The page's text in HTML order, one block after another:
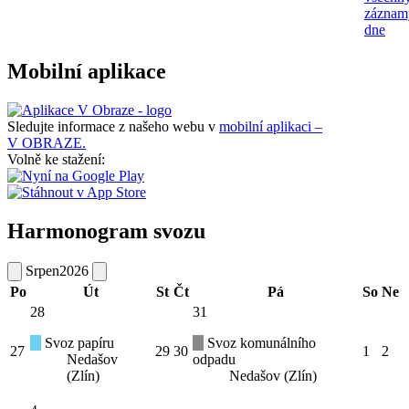
dne
Mobilní aplikace
Sledujte informace z našeho webu v mobilní aplikaci –
V OBRAZE.
Volně ke stažení:
Harmonogram svozu
Srpen2026
Po
Út St Čt Pá So Ne
27
28
Svoz papíru
Nedašov
(Zlín)
29 30
31
Svoz komunálního
odpadu
Nedašov (Zlín)
1 2